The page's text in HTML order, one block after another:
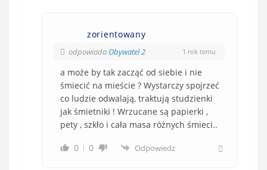
zorientowany
odpowiada Obywatel 2 1 rok temu
a może by tak zacząć od siebie i nie
śmiecić na mieście ? Wystarczy spojrzeć
co ludzie odwalają, traktują studzienki
jak śmietniki ! Wrzucane są papierki ,
pety , szkło i cała masa różnych śmieci..
0 0 Odpowiedz